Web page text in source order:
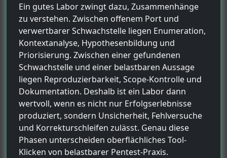
Ein gutes Labor zwingt dazu, Zusammenhänge
zu verstehen. Zwischen offenem Port und
verwertbarer Schwachstelle liegen Enumeration,
Kontextanalyse, Hypothesenbildung und
Priorisierung. Zwischen einer gefundenen
Schwachstelle und einer belastbaren Aussage
liegen Reproduzierbarkeit, Scope-Kontrolle und
Dokumentation. Deshalb ist ein Labor dann
wertvoll, wenn es nicht nur Erfolgserlebnisse
produziert, sondern Unsicherheit, Fehlversuche
und Korrekturschleifen zulässt. Genau diese
Phasen unterscheiden oberflächliches Tool-
Klicken von belastbarer Pentest-Praxis.